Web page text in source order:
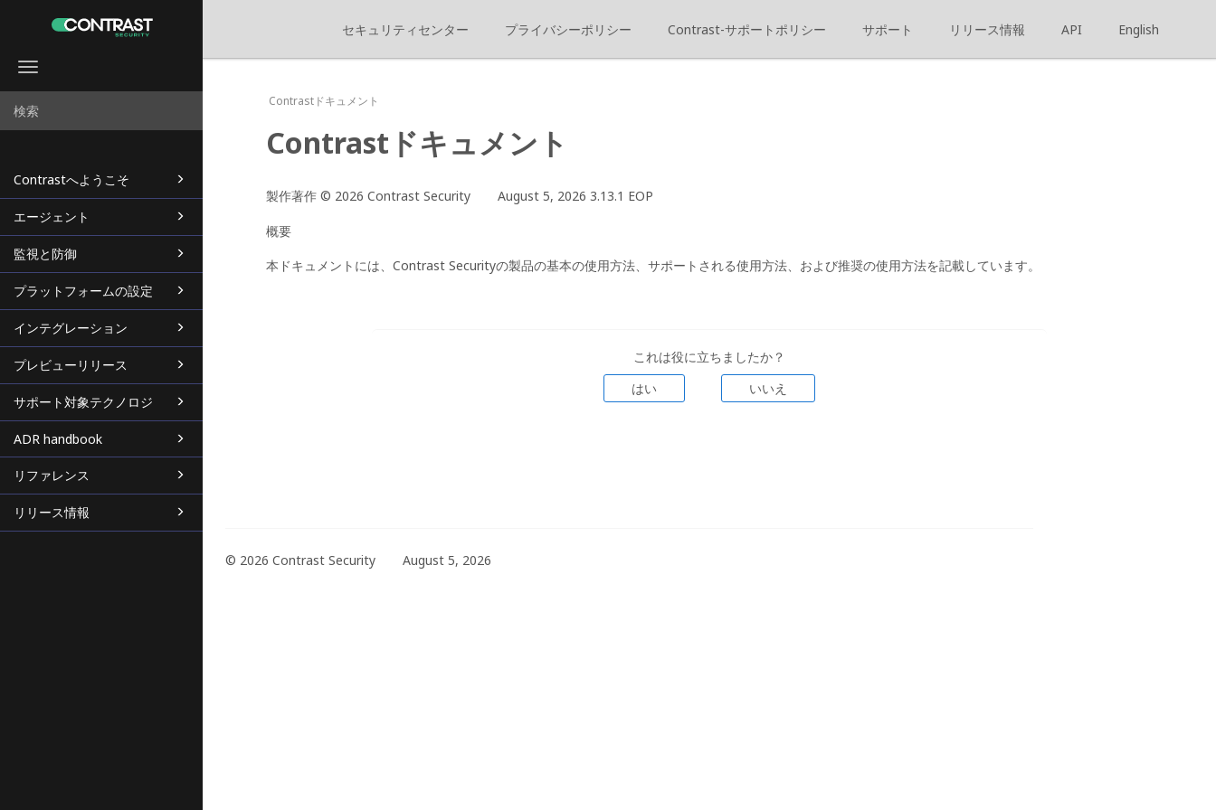
Toggle
Contrastへようこそ
エージェント
監視と防御
プラットフォームの設定
インテグレーション
プレビューリリース
サポート対象テクノロジ
ADR handbook
リファレンス
リリース情報
セキュリティセンター プライバシーポリシー Contrast-サポートポリシー サポート リリース情報 API English
Contrastドキュメント
Contrastドキュメント
製作著作 © 2026 Contrast Security August 5, 2026 3.13.1 EOP
概要
本ドキュメントには、Contrast Securityの製品の基本の使用方法、サポートされる使用方法、および推奨の使用方法を記載しています。
これは役に立ちましたか？
はい
いいえ
© 2026 Contrast Security August 5, 2026